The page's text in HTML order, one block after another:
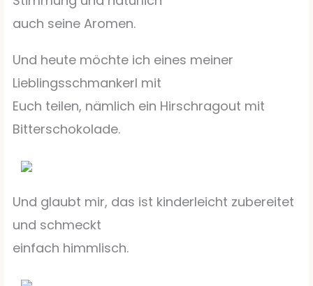
auch seine Aromen.
Und heute möchte ich eines meiner
Lieblingsschmankerl mit
Euch teilen, nämlich ein Hirschragout mit
Bitterschokolade.
Und glaubt mir, das ist kinderleicht zubereitet
und schmeckt
einfach himmlisch.